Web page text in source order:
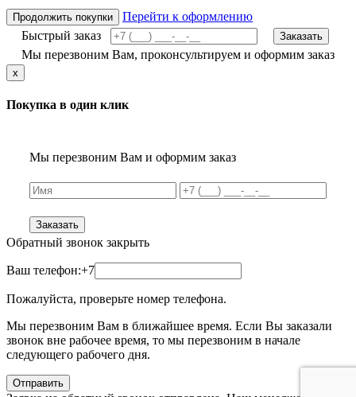
Продолжить покупки
Перейти к оформлению
Быстрый заказ
Заказать
Мы перезвоним Вам, проконсультируем и оформим заказ
x
Покупка в один клик
Мы перезвоним Вам и оформим заказ
Заказать
Обратный звонок закрыть
Ваш телефон:+7
Пожалуйста, проверьте номер телефона.
Мы перезвоним Вам в ближайшее время. Если Вы заказали
звонок вне рабочее время, то мы перезвоним в начале
следующего рабочего дня.
Отправить